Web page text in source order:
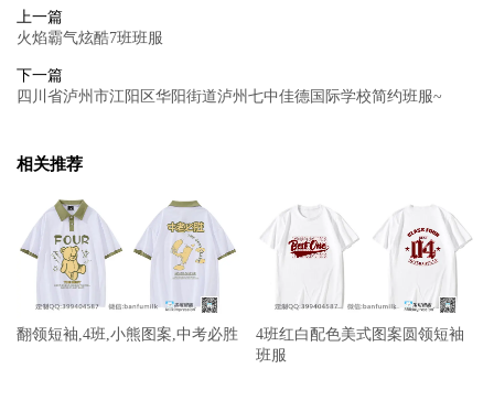
上一篇
火焰霸气炫酷7班班服
下一篇
四川省泸州市江阳区华阳街道泸州七中佳德国际学校简约班服~
相关推荐
翻领短袖,4班,小熊图案,中考必胜
4班红白配色美式图案圆领短袖
班服